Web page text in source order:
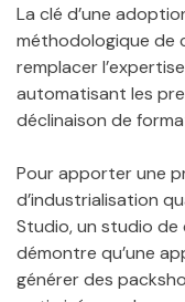
La clé d’une
méthodologique de
remplacer
automatisant les
déclinaison de
Pour apporter une
d’industrialisation
Studio, un studio de
démontre qu’une
générer des